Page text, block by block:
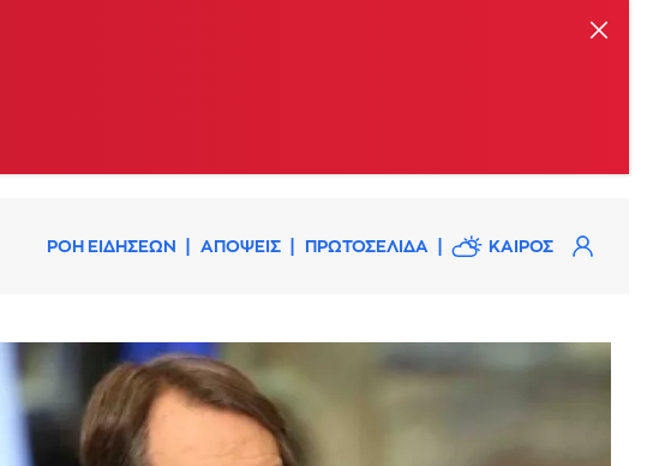
ΡΟΗ ΕΙΔΗΣΕΩΝ ΑΠΟΨΕΙΣ ΠΡΩΤΟΣΕΛΙΔΑ ΚΑΙΡΟΣ